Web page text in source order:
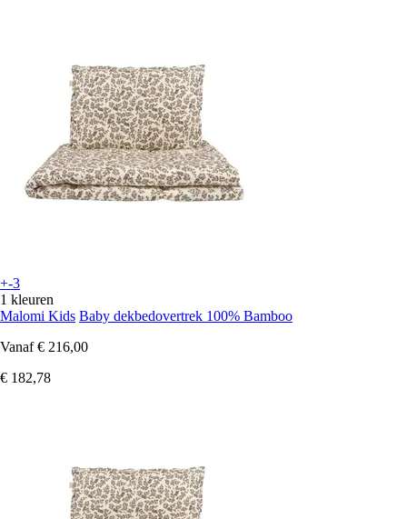
+-3
1 kleuren
Malomi Kids Baby dekbedovertrek 100% Bamboo
Vanaf € 216,00
€ 182,78